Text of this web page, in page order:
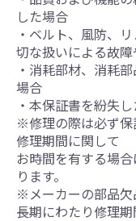
した場合
・ベルト、風防、
切な扱いによる故障
・消耗部材、消耗
場合
・本保証書を紛失
※修理の際は必ず保
修理期間に関して
お時間を有する場
ります。
※メーカーの部品欠
長期にわたり修理期